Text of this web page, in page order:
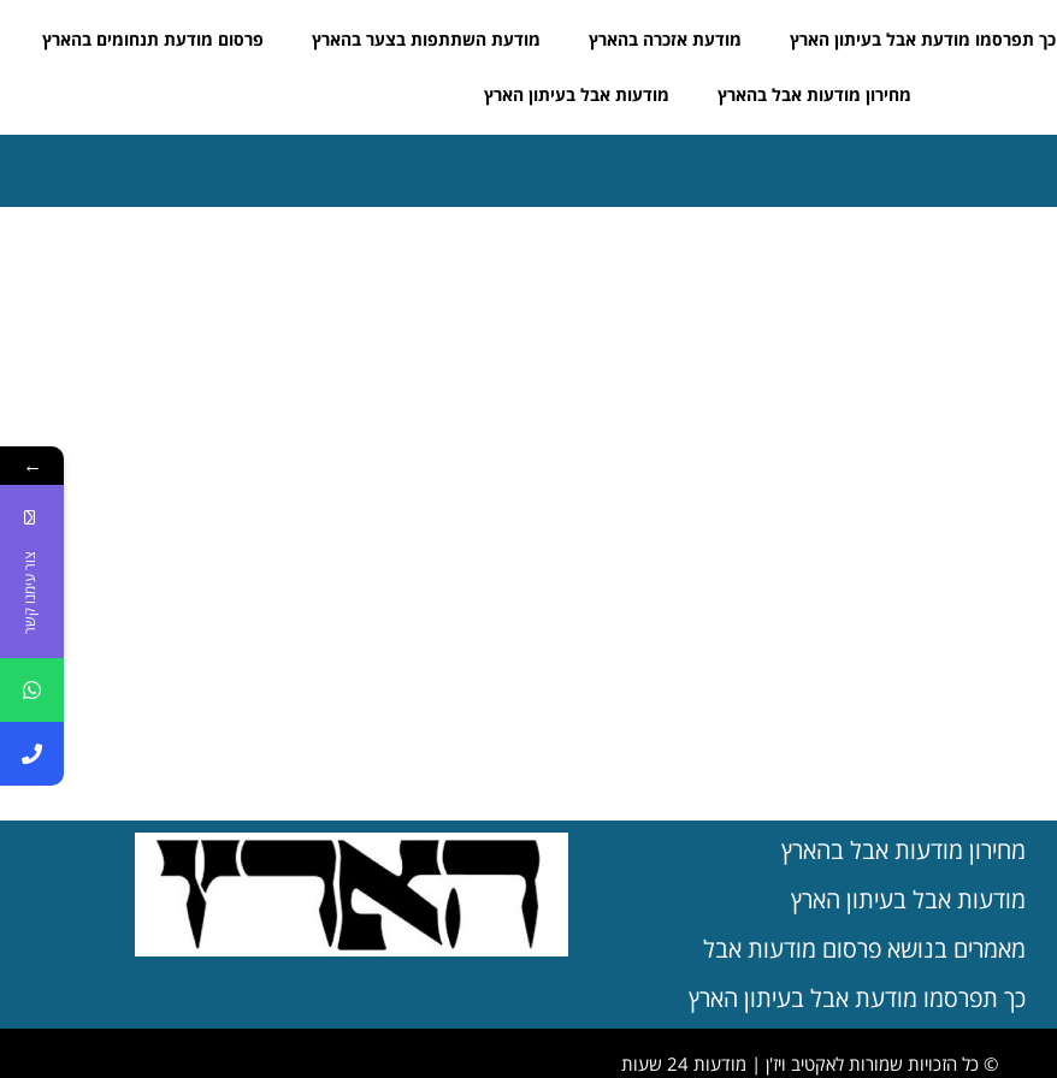
כך תפרסמו מודעת אבל בעיתון הארץ מודעת אזכרה בהארץ מודעת השתתפות בצער בהארץ פרסום מודעת תנחומים בהארץ
מחירון מודעות אבל בהארץ מודעות אבל בעיתון הארץ
מחירון מודעות אבל בהארץ
מודעות אבל בעיתון הארץ
מאמרים בנושא פרסום מודעות אבל
כך תפרסמו מודעת אבל בעיתון הארץ
© כל הזכויות שמורות לאקטיב ויז'ן | מודעות 24 שעות
←
צור עימנו קשר